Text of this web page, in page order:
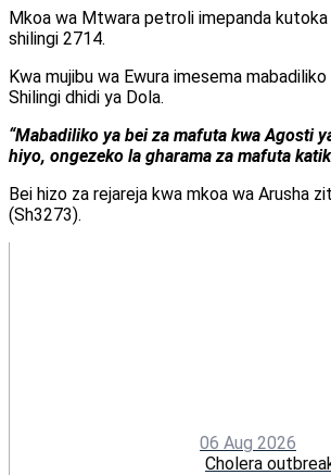
Mkoa wa Mtwara petroli imepanda
shilingi 2714.
Kwa mujibu wa Ewura imesema
Shilingi dhidi ya Dola.
“Mabadiliko ya bei za mafuta kwa Agosti
hiyo, ongezeko la gharama za mafuta
Bei hizo za rejareja kwa mkoa wa Arusha
(Sh3273).
06 Aug 2026
Cholera